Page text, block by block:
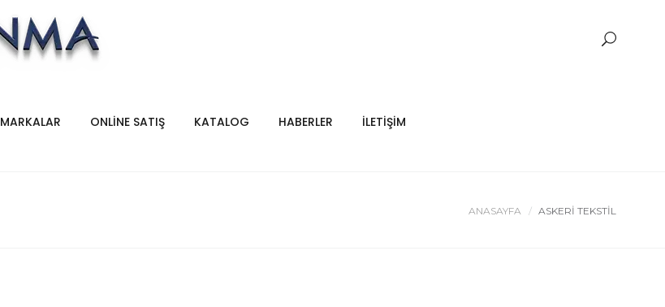
MARKALAR ONLİNE SATIŞ KATALOG HABERLER İLETİŞİM
ANASAYFA ASKERI TEKSTIL